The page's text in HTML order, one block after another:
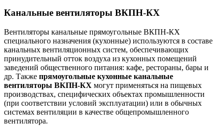
Канальные вентиляторы ВКПН-КХ
Вентиляторы канальные прямоугольные ВКПН-КХ
специального назначения (кухонные) используются в составе
канальных вентиляционных систем, обеспечивающих
принудительный отток воздуха из кухонных помещений
заведений общественного питания: кафе, рестораны, бары и
др. Также прямоугольные кухонные канальные
вентиляторы ВКПН-КХ могут применяться на пищевых
производствах, специфических объектах промышленности
(при соответствии условий эксплуатации) или в обычных
системах вентиляции в качестве общепромышленного
вентилятора.